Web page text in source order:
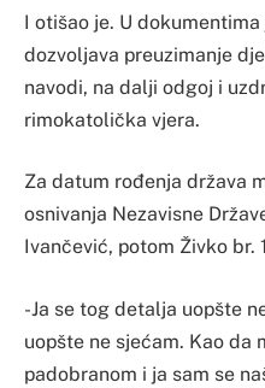
I otišao je. U
dozvoljava preuzimanje
navodi, na dalji odgoj i
rimokatolička vjera.
Za datum rođenja država
osnivanja Nezavisne
Ivančević, potom Živko br.
-Ja se tog detalja uopšte
uopšte ne sjećam. Kao da
padobranom i ja sam se